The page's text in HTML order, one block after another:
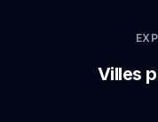
Villes